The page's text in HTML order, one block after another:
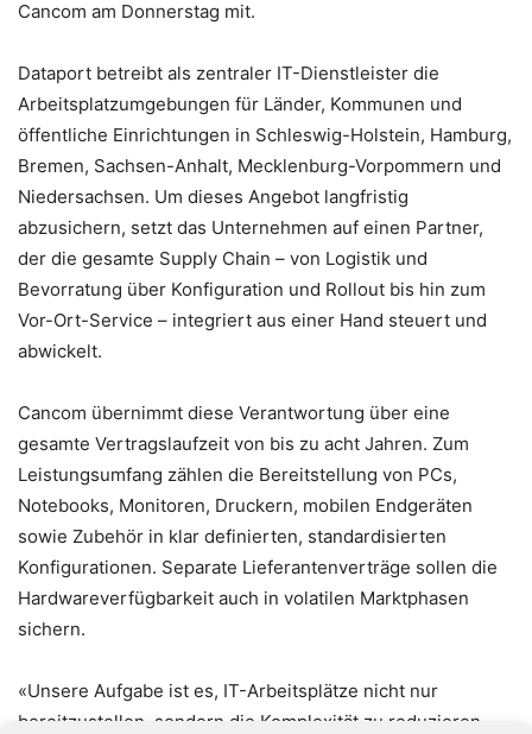
Cancom am Donnerstag mit.
Dataport betreibt als zentraler IT-Dienstleister die
Arbeitsplatzumgebungen für Länder, Kommunen und
öffentliche Einrichtungen in Schleswig-Holstein, Hamburg,
Bremen, Sachsen-Anhalt, Mecklenburg-Vorpommern und
Niedersachsen. Um dieses Angebot langfristig
abzusichern, setzt das Unternehmen auf einen Partner,
der die gesamte Supply Chain – von Logistik und
Bevorratung über Konfiguration und Rollout bis hin zum
Vor-Ort-Service – integriert aus einer Hand steuert und
abwickelt.
Cancom übernimmt diese Verantwortung über eine
gesamte Vertragslaufzeit von bis zu acht Jahren. Zum
Leistungsumfang zählen die Bereitstellung von PCs,
Notebooks, Monitoren, Druckern, mobilen Endgeräten
sowie Zubehör in klar definierten, standardisierten
Konfigurationen. Separate Lieferantenverträge sollen die
Hardwareverfügbarkeit auch in volatilen Marktphasen
sichern.
«Unsere Aufgabe ist es, IT-Arbeitsplätze nicht nur
bereitzustellen, sondern die Komplexität zu reduzieren